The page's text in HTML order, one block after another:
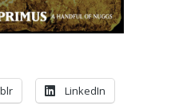
LinkedIn